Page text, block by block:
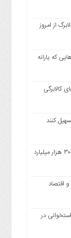
از امروز
که یارانه
کالابرگی
کنند
برای تکمیل شبکه‌های فاضلاب به ۳۰ هزار میلیارد
اقتصاد
استخوانی در